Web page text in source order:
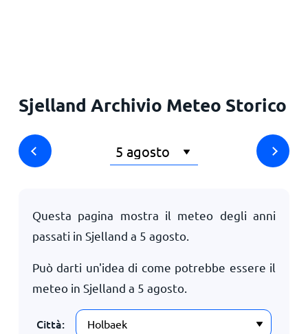
Sjelland Archivio Meteo Storico
Questa pagina mostra il meteo degli anni
passati in Sjelland a 5 agosto.
Può darti un'idea di come potrebbe essere il
meteo in Sjelland a 5 agosto.
Città: